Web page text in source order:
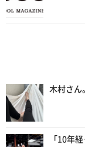
木村さん
「10年